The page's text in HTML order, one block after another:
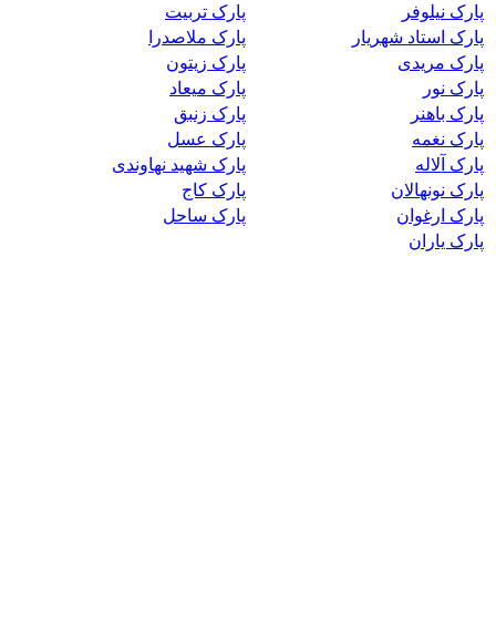
پارک نیلوفر
پارک تربیت
پارک استاد شهریار
پارک ملاصدرا
پارک مریدی
پارک زیتون
پارک نور
پارک میعاد
پارک باهنر
پارک زنبق
پارک نغمه
پارک عسل
پارک آلاله
پارک شهید نهاوندی
پارک نونهالان
پارک کاج
پارک ارغوان
پارک ساحل
پارک یاران